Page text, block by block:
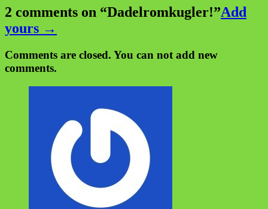
2 comments on “Dadelromkugler!”Add
yours →
Comments are closed. You can not add new
comments.